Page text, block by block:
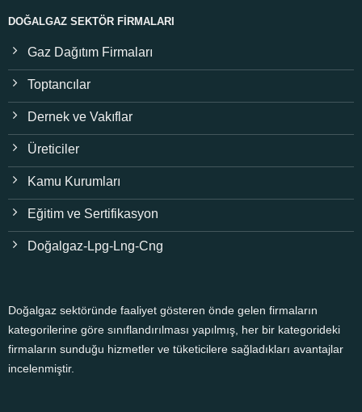
DOĞALGAZ SEKTÖR FIRMALARI
Gaz Dağıtım Firmaları
Toptancılar
Dernek ve Vakıflar
Üreticiler
Kamu Kurumları
Eğitim ve Sertifikasyon
Doğalgaz-Lpg-Lng-Cng
Doğalgaz sektöründe faaliyet gösteren önde gelen firmaların
kategorilerine göre sınıflandırılması yapılmış, her bir kategorideki
firmaların sunduğu hizmetler ve tüketicilere sağladıkları avantajlar
incelenmiştir.